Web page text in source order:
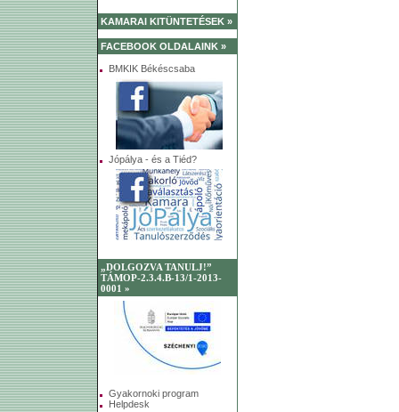
KAMARAI KITÜNTETÉSEK »
FACEBOOK OLDALAINK »
BMKIK Békéscsaba
Jópálya - és a Tiéd?
„DOLGOZVA TANULJ!”
TÁMOP-2.3.4.B-13/1-2013-
0001 »
Gyakornoki program
Helpdesk